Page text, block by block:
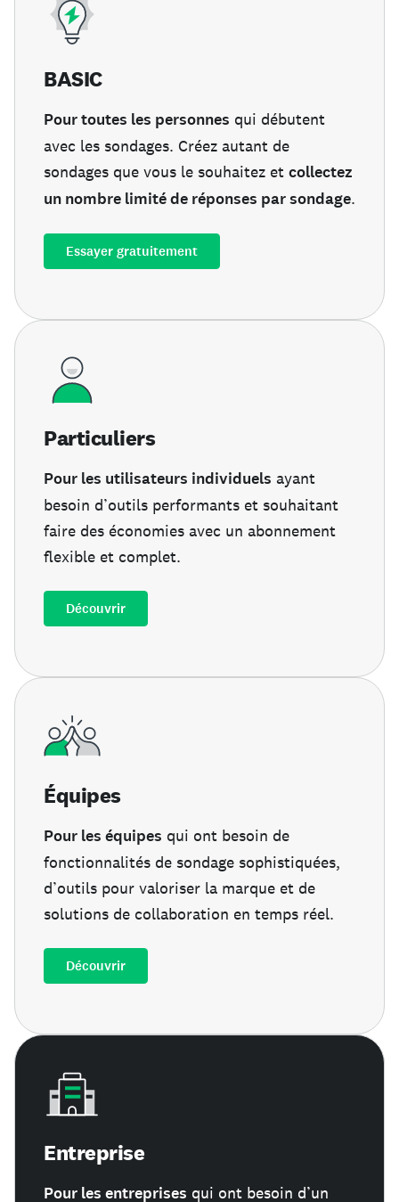
BASIC
Pour toutes les personnes qui débutent
avec les sondages. Créez autant de
sondages que vous le souhaitez et collectez
un nombre limité de réponses par sondage.
Essayer gratuitement
Particuliers
Pour les utilisateurs individuels ayant
besoin d’outils performants et souhaitant
faire des économies avec un abonnement
flexible et complet.
Découvrir
Équipes
Pour les équipes qui ont besoin de
fonctionnalités de sondage sophistiquées,
d’outils pour valoriser la marque et de
solutions de collaboration en temps réel.
Découvrir
Entreprise
Pour les entreprises qui ont besoin d’un